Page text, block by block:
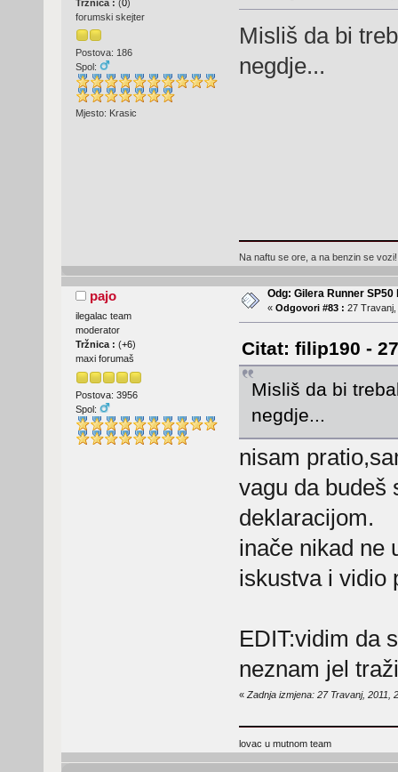
Tržnica : (0)
forumski skejter
Postova: 186
Spol:
Mjesto: Krasic
Misliš da bi
negdje...
Na naftu se ore, a na benzin se vozi!
pajo
ilegalac team
moderator
Tržnica : (+6)
maxi forumaš
Postova: 3956
Spol:
Odg: Gilera Runner SP50
« Odgovori #83 : 27 Travanj,
Citat: filip190 -
Misliš da bi
negdje...
nisam
vagu da budeš
deklaracijom.
inače nikad ne
iskustva i vidio
EDIT:vidim da
neznam jel
« Zadnja izmjena: 27 Travanj, 2011,
lovac u mutnom team